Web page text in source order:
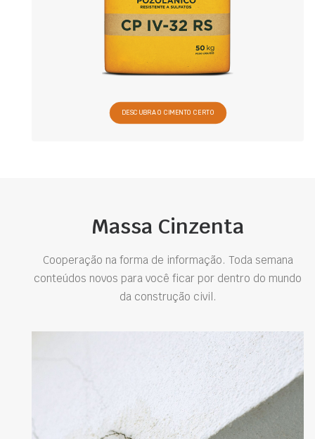
DESCUBRA O CIMENTO CERTO
Massa Cinzenta
Cooperação na forma de informação. Toda semana
conteúdos novos para você ficar por dentro do mundo
da construção civil.